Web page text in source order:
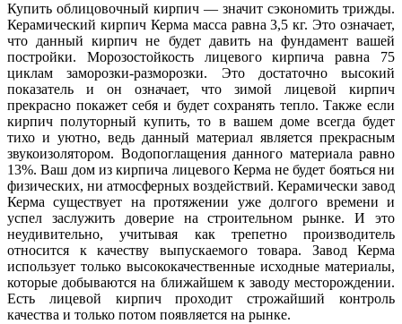
Купить облицовочный кирпич — значит сэкономить трижды.
Керамический кирпич Керма масса равна 3,5 кг. Это означает,
что данный кирпич не будет давить на фундамент вашей
постройки. Морозостойкость лицевого кирпича равна 75
циклам заморозки-разморозки. Это достаточно высокий
показатель и он означает, что зимой лицевой кирпич
прекрасно покажет себя и будет сохранять тепло. Также если
кирпич полуторный купить, то в вашем доме всегда будет
тихо и уютно, ведь данный материал является прекрасным
звукоизолятором. Водопоглащения данного материала равно
13%. Ваш дом из кирпича лицевого Керма не будет бояться ни
физических, ни атмосферных воздействий. Керамически завод
Керма существует на протяжении уже долгого времени и
успел заслужить доверие на строительном рынке. И это
неудивительно, учитывая как трепетно производитель
относится к качеству выпускаемого товара. Завод Керма
использует только высококачественные исходные материалы,
которые добываются на ближайшем к заводу месторождении.
Есть лицевой кирпич проходит строжайший контроль
качества и только потом появляется на рынке.